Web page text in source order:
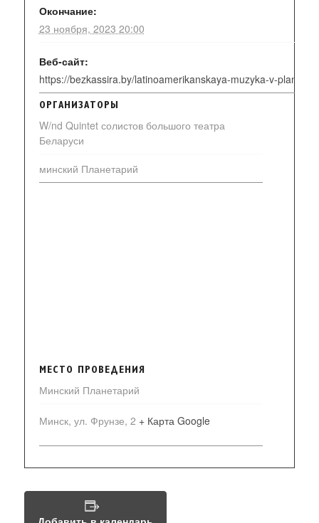
Окончание:
23 ноября, 2023 20:00
Веб-сайт:
https://bezkassira.by/latinoamerikanskaya-muzyka-v-
ОРГАНИЗАТОРЫ
W/nd Quintet солистов большого театра
Беларуси
минский Планетарий
МЕСТО ПРОВЕДЕНИЯ
Минский Планетарий
Минск, ул. Фрунзе, 2 + Карта Google